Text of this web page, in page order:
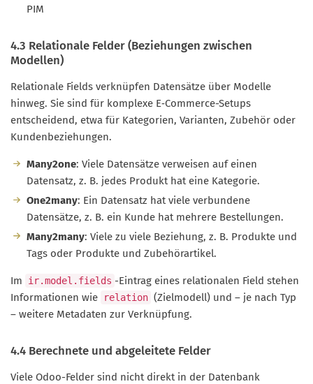
PIM
4.3 Relationale Felder (Beziehungen zwischen
Modellen)
Relationale Fields verknüpfen Datensätze über Modelle
hinweg. Sie sind für komplexe E‑Commerce-Setups
entscheidend, etwa für Kategorien, Varianten, Zubehör oder
Kundenbeziehungen.
Many2one: Viele Datensätze verweisen auf einen
Datensatz, z. B. jedes Produkt hat eine Kategorie.
One2many: Ein Datensatz hat viele verbundene
Datensätze, z. B. ein Kunde hat mehrere Bestellungen.
Many2many: Viele zu viele Beziehung, z. B. Produkte und
Tags oder Produkte und Zubehörartikel.
Im ir.model.fields -Eintrag eines relationalen Field stehen
Informationen wie
relation (Zielmodell) und – je nach Typ
– weitere Metadaten zur Verknüpfung.
4.4 Berechnete und abgeleitete Felder
Viele Odoo-Felder sind nicht direkt in der Datenbank